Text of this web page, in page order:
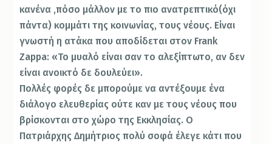
κανένα ,πόσο μάλλον με το πιο ανατρεπτικό(όχι
πάντα) κομμάτι της κοινωνίας, τους νέους. Είναι
γνωστή η ατάκα που αποδίδεται στον Frank
Zappa: «Το μυαλό είναι σαν το αλεξίπτωτο, αν δεν
είναι ανοικτό δε δουλεύει».
Πολλές φορές δε μπορούμε να αντέξουμε ένα
διάλογο ελευθερίας ούτε καν με τους νέους που
βρίσκονται στο χώρο της Εκκλησίας. Ο
Πατριάρχης Δημήτριος πολύ σοφά έλεγε κάτι που